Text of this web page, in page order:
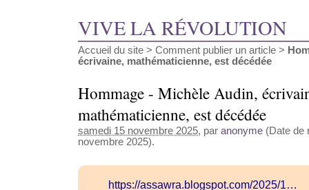
VIVE LA RÉVOLUTION
Accueil du site > Comment publier un article >
écrivaine, mathématicienne, est décédée
Hommage - Michèle Audin,
mathématicienne, est décédée
samedi 15 novembre 2025, par anonyme (Date de
novembre 2025).
https://assawra.blogspot.com/2025/1…